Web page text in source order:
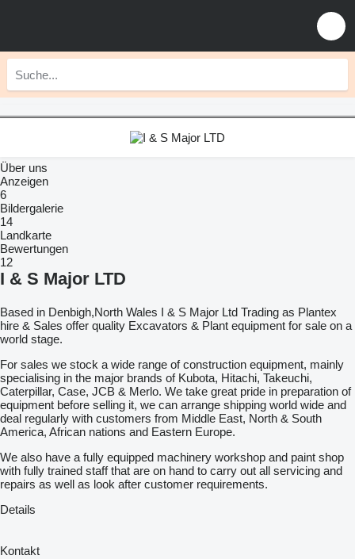
Über uns
Anzeigen
6
Bildergalerie
14
Landkarte
Bewertungen
12
I & S Major LTD
Based in Denbigh,North Wales I & S Major Ltd Trading as Plantex
hire & Sales offer quality Excavators & Plant equipment for sale on a
world stage.
For sales we stock a wide range of construction equipment, mainly
specialising in the major brands of Kubota, Hitachi, Takeuchi,
Caterpillar, Case, JCB & Merlo. We take great pride in preparation of
equipment before selling it, we can arrange shipping world wide and
deal regularly with customers from Middle East, North & South
America, African nations and Eastern Europe.
We also have a fully equipped machinery workshop and paint shop
with fully trained staff that are on hand to carry out all servicing and
repairs as well as look after customer requirements.
Details
Kontakt